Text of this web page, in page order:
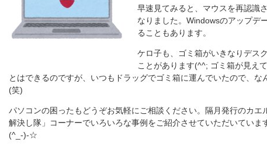
早速見てみると、マウスを再認識
なりました。Windowsのアップデ
ることもあります。
ケロ子も、ゴミ箱がいきなりデス
ことがあります(^^; ゴミ箱が見え
とはできるのですが、いつもドラッグでゴミ箱に運んでいたので、な
(笑)
パソコンの困ったもどうぞお気軽にご相談ください。隔月発行のカエ
解決し隊」コーナーでいろいろな事例をご紹介させていただいていま
(^_-)-☆